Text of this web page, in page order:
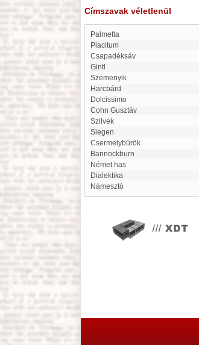
Címszavak véletlenül
Palmetta
Placitum
Csapadéksáv
Gintl
Szemenyik
Harcbárd
Dolcissimo
Cohn Gusztáv
Szilvek
Siegen
Csermelybürök
Bannockburn
Német has
Dialektika
Námesztó